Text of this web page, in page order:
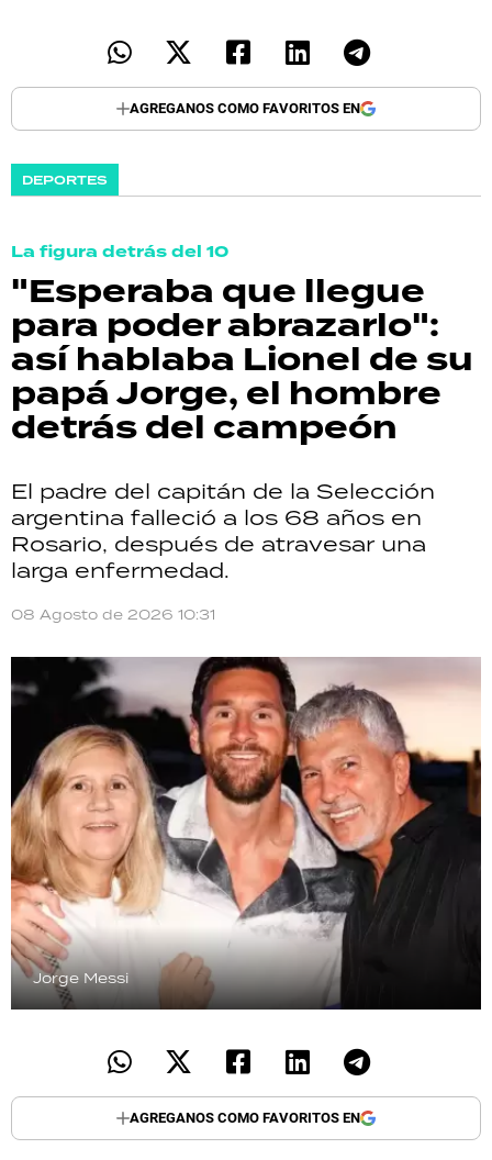
AGREGANOS COMO FAVORITOS EN
DEPORTES
La figura detrás del 10
"Esperaba que llegue
para poder abrazarlo":
así hablaba Lionel de su
papá Jorge, el hombre
detrás del campeón
El padre del capitán de la Selección
argentina falleció a los 68 años en
Rosario, después de atravesar una
larga enfermedad.
08 Agosto de 2026 10:31
Jorge Messi
AGREGANOS COMO FAVORITOS EN